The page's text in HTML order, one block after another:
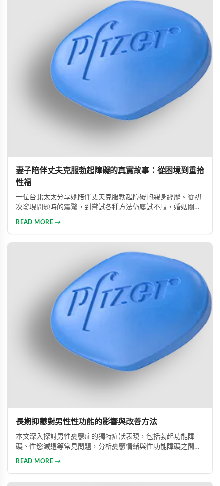
妻子陪伴丈夫克服勃起障礙的真實故事：從困境到重拾
性福
一位台北太太分享她陪伴丈夫克服勃起障礙的親身經歷。從初
次發現問題時的震驚，到嘗試各種方法仍屢試不順，婚姻關係
READ MORE →
長期抑鬱對男性性功能的影響與改善方法
本文深入探討男性憂鬱症的獨特症狀表現，包括勃起功能障
礙、性慾減退等常見問題，分析憂鬱情緒與性功能障礙之間的
READ MORE →